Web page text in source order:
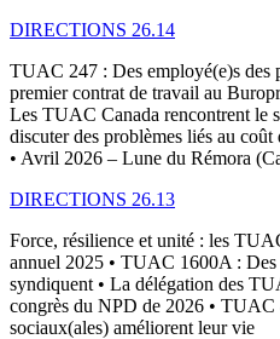
DIRECTIONS 26.14
TUAC 247 : Des employé(e)s des
premier contrat de travail au
Les TUAC Canada rencontrent le
discuter des problèmes liés au
• Avril 2026 – Lune du Rémora
DIRECTIONS 26.13
Force, résilience et unité : les
annuel 2025 • TUAC 1600A : Des
syndiquent • La délégation des
congrès du NPD de 2026 • TUAC
sociaux(ales) améliorent leur vie